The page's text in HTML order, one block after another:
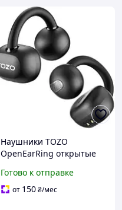
Наушники TOZO
OpenEarRing открытые
40 ч, LED дисплей, 32
режима EQ, вес 5.1 г, USB-
Готово к отправке
от 150₴/мес